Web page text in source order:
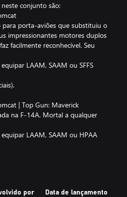
conjunto são:
para porta-aviões que substituiu o
impressionantes motores duplos
facilmente reconhecível. Seu
LAAM, SAAM ou SFFS
| Top Gun: Maverick
na F-14A. Mortal a qualquer
LAAM, SAAM ou HPAA
por Data de lançamento